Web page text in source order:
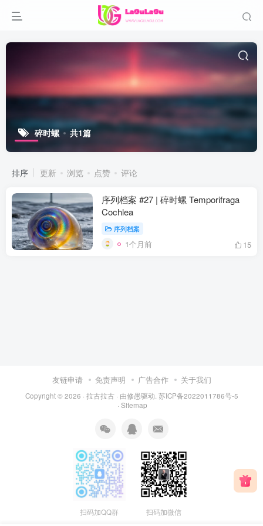
碎时螺 共1篇
排序 更新 浏览 点赞 评论
序列档案 #27 | 碎时螺 Temporifraga
Cochlea
序列档案
1个月前 15
友链申请 免责声明 广告合作 关于我们
Copyright © 2026 · 拉古拉古 · 由修愚驱动. 苏ICP备2022011786号-5
· Sitemap
扫码加QQ群 扫码加微信